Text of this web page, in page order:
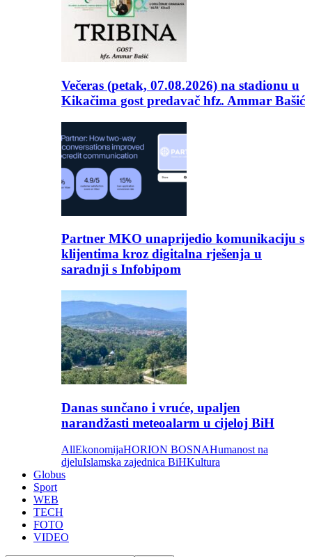
Večeras (petak, 07.08.2026) na stadionu u
Kikačima gost predavač hfz. Ammar Bašić
Partner MKO unaprijedio komunikaciju s
klijentima kroz digitalna rješenja u
saradnji s Infobipom
Danas sunčano i vruće, upaljen
narandžasti meteoalarm u cijeloj BiH
AllEkonomijaHORION BOSNAHumanost na
djeluIslamska zajednica BiHKultura
Globus
Sport
WEB
TECH
FOTO
VIDEO